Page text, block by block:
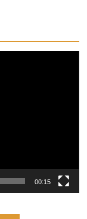
00:15